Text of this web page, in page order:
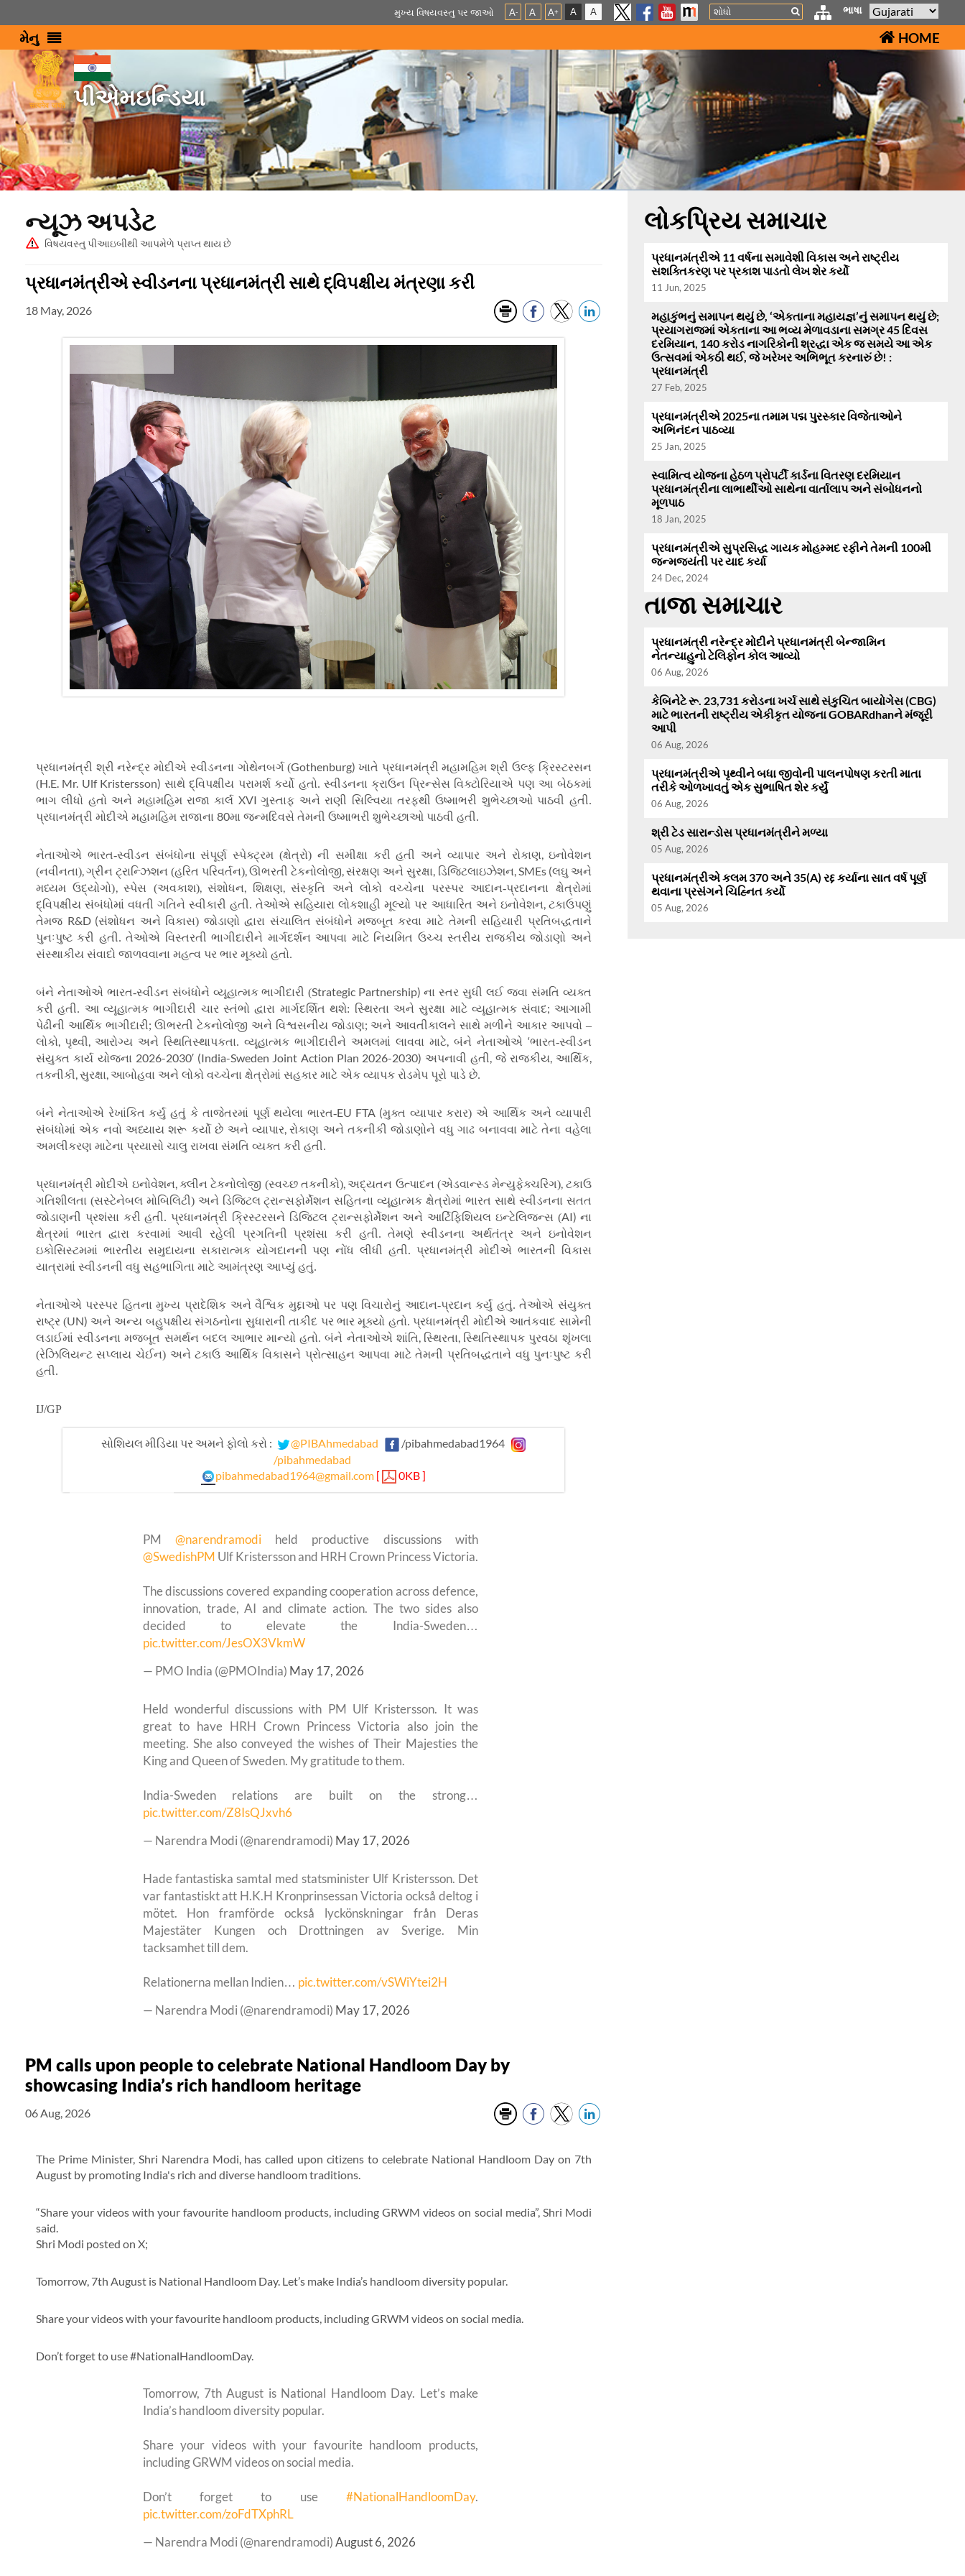
મુખ્ય વિષયવસ્તુ પર જાઓ A- A A+ A A Search ભાષા
મેનુ HOME
પીએમઇન્ડિયા
ન્યૂઝ અપડેટ
વિષયવસ્તુ પીઆઇબીથી આપમેળે પ્રાપ્ત થાય છે
પ્રધાનમંત્રીએ સ્વીડનના પ્રધાનમંત્રી સાથે દ્વિપક્ષીય મંત્રણા કરી
18 May, 2026
પ્રધાનમંત્રી શ્રી નરેન્દ્ર મોદીએ સ્વીડનના ગોથેનબર્ગ (Gothenburg)ખાતે પ્રધાનમંત્રી મહામહિમ શ્રી ઉલ્ફ ક્રિસ્ટરસન
(H.E. Mr. Ulf Kristersson) સાથે દ્વિપક્ષીય પરામર્શ કર્યો હતો. સ્વીડનના ક્રાઉન પ્રિન્સેસ વિક્ટોરિયાએ પણ આ બેઠકમાં
ભાગ લીધો હતો અને મહામહિમ રાજા કાર્લ XVIગુસ્તાફ અને રાણી સિલ્વિયા તરફથી ઉષ્માભરી શુભેચ્છાઓ પાઠવી હતી.
પ્રધાનમંત્રી મોદીએ મહામહિમ રાજાના 80મા જન્મદિવસે તેમની ઉષ્માભરી શુભેચ્છાઓ પાઠવી હતી.
નેતાઓએ ભારત-સ્વીડન સંબંધોના સંપૂર્ણ સ્પેક્ટ્રમ (ક્ષેત્રો) ની સમીક્ષા કરી હતી અને વ્યાપાર અને રોકાણ
ઇનોવેશન
(નવીનતા), ગ્રીન ટ્રાન્ઝિશન (હરિત પરિવર્તન) ,ઊભરતી ટેકનોલોજી ,સંરક્ષણ અને સુરક્ષા ડિજિટલાઇઝેશન , SMEs (લઘુ અને
મધ્યમ ઉદ્યોગો) ,સ્પેસ (અવકાશ),સંશોધન શિક્ષણ ,સંસ્કૃતિ અને લોકો વચ્ચેના પરસ્પર આદાન-પ્રદાનના ક્ષેત્રોમાં
દ્વિપક્ષીય સંબંધોમાં વધતી ગતિને સ્વીકારી હતી. તેઓએ સહિયારા લોકશાહી મૂલ્યો પર આધારિત અને ઇનોવેશન ટકાઉપણું
તેમજ R&D (સંશોધન અને વિકાસ) જોડાણો દ્વારા સંચાલિત સંબંધોને મજબૂત કરવા માટે તેમની સહિયારી પ્રતિબદ્ધતાને
પુનઃપુષ્ટ કરી હતી. તેઓએ વિસ્તરતી ભાગીદારીને માર્ગદર્શન આપવા માટે નિયમિત ઉચ્ચ સ્તરીય રાજકીય જોડાણો અને
સંસ્થાકીય સંવાદો જાળવવાના મહત્વ પર ભાર મૂક્યો હતો.
બંને નેતાઓએ ભારત-સ્વીડન સંબંધોને વ્યૂહાત્મક ભાગીદારી (Strategic Partnership)ના સ્તર સુધી લઈ જવા સંમતિ વ્યક્ત
કરી હતી. આ વ્યૂહાત્મક ભાગીદારી ચાર સ્તંભો દ્વારા માર્ગદર્શિત થશે: સ્થિરતા અને સુરક્ષા માટે વ્યૂહાત્મક સંવાદ; આગામી
પેઢીની આર્થિક ભાગીદારી; ઊભરતી ટેકનોલોજી અને વિશ્વસનીય જોડાણ; અને આવતીકાલને સાથે મળીને આકાર આપવો –
લોકો
પૃથ્વી આરોગ્ય અને સ્થિતિસ્થાપકતા. વ્યૂહાત્મક ભાગીદારીને અમલમાં લાવવા માટે બંને નેતાઓએ ‘ભારત-સ્વીડન
સંયુક્ત કાર્ય યોજના 2026-2030′ (India-Sweden Joint Action Plan 2026-2030) અપનાવી હતી જે રાજકીય આર્થિક,
તકનીકી સુરક્ષા આબોહવા અને લોકો વચ્ચેના ક્ષેત્રોમાં સહકાર માટે એક વ્યાપક રોડમેપ પૂરો પાડે છે.
બંને નેતાઓએ રેખાંકિત કર્યું હતું કે તાજેતરમાં પૂર્ણ થયેલા ભારત-EU FTA (મુક્ત વ્યાપાર કરાર) એ આર્થિક અને વ્યાપારી
સંબંધોમાં એક નવો અધ્યાય શરૂ કર્યો છે અને વ્યાપાર ,રોકાણ અને તકનીકી જોડાણોને વધુ ગાઢ બનાવવા માટે તેના વહેલા
અમલીકરણ માટેના પ્રયાસો ચાલુ રાખવા સંમતિ વ્યક્ત કરી હતી.
પ્રધાનમંત્રી મોદીએ ઇનોવેશન ક્લીન ટેકનોલોજી (સ્વચ્છ તકનીકો), અદ્યતન ઉત્પાદન (એડવાન્સ્ડ મેન્યુફેક્ચરિંગ) ટકાઉ
ગતિશીલતા (સસ્ટેનેબલ મોબિલિટી) અને ડિજિટલ ટ્રાન્સફોર્મેશન સહિતના વ્યૂહાત્મક ક્ષેત્રોમાં ભારત સાથે સ્વીડનના સતત
જોડાણની પ્રશંસા કરી હતી. પ્રધાનમંત્રી ક્રિસ્ટરસને ડિજિટલ ટ્રાન્સફોર્મેશન અને આર્ટિફિશિયલ ઇન્ટેલિજન્સ (AI) ના
ક્ષેત્રમાં ભારત દ્વારા કરવામાં આવી રહેલી પ્રગતિની પ્રશંસા કરી હતી. તેમણે સ્વીડનના અર્થતંત્ર અને ઇનોવેશન
ઇકોસિસ્ટમમાં ભારતીય સમુદાયના સકારાત્મક યોગદાનની પણ નોંધ લીધી હતી. પ્રધાનમંત્રી મોદીએ ભારતની વિકાસ
યાત્રામાં સ્વીડનની વધુ સહભાગિતા માટે આમંત્રણ આપ્યું હતું.
નેતાઓએ પરસ્પર હિતના મુખ્ય પ્રાદેશિક અને વૈશ્વિક મુદ્દાઓ પર પણ વિચારોનું આદાન-પ્રદાન કર્યું હતું. તેઓએ સંયુક્ત
રાષ્ટ્ર (UN) અને અન્ય બહુપક્ષીય સંગઠનોના સુધારાની તાકીદ પર ભાર મૂક્યો હતો. પ્રધાનમંત્રી મોદીએ આતંકવાદ સામેની
લડાઈમાં સ્વીડનના મજબૂત સમર્થન બદલ આભાર માન્યો હતો. બંને નેતાઓએ શાંતિ સ્થિરતા સ્થિતિસ્થાપક પુરવઠા શૃંખલા
(રેઝિલિયન્ટ સપ્લાય ચેઈન) અને ટકાઉ આર્થિક વિકાસને પ્રોત્સાહન આપવા માટે તેમની પ્રતિબદ્ધતાને વધુ પુનઃપુષ્ટ કરી
હતી.
IJ/GP
સોશિયલ મીડિયા પર અમને ફોલો કરો : @PIBAhmedabad
/pibahmedabad1964
/pibahmedabad
pibahmedabad1964@gmail.com [ 0KB ]
PM @narendramodiheld productive discussions with
@SwedishPM Ulf Kristersson and HRH Crown Princess Victoria.
The discussions covered expanding cooperation across defence,
innovation, trade, AI and climate action. The two sides also
decided to elevate the India-Sweden…
pic.twitter.com/JesOX3VkmW
— PMO India (@PMOIndia) May 17, 2026
Held wonderful discussions with PM Ulf Kristersson. It was
great to have HRH Crown Princess Victoria also join the
meeting. She also conveyed the wishes of Their Majesties the
King and Queen of Sweden. My gratitude to them.
India-Sweden relations are built on the strong…
pic.twitter.com/Z8IsQJxvh6
— Narendra Modi (@narendramodi) May 17, 2026
Hade fantastiska samtal med statsminister Ulf Kristersson. Det
var fantastiskt att H.K.H Kronprinsessan Victoria också deltog i
mötet. Hon framförde också lyckönskningar från Deras
Majestäter Kungen och Drottningen av Sverige. Min
tacksamhet till dem.
Relationerna mellan Indien… pic.twitter.com/vSWiYtei2H
— Narendra Modi (@narendramodi) May 17, 2026
PM calls upon people to celebrate National Handloom Day by
showcasing India’s rich handloom heritage
06 Aug, 2026
The Prime Minister, Shri Narendra Modi, has called upon citizens to celebrate National Handloom Day on 7th
August by promoting India's rich and diverse handloom traditions.
“Share your videos with your favourite handloom products, including GRWM videos on social media”, Shri Modi
said.
Shri Modi posted on X;
Tomorrow, 7th August is National Handloom Day. Let’s make India’s handloom diversity popular.
Share your videos with your favourite handloom products, including GRWM videos on social media.
Don’t forget to use #NationalHandloomDay.
Tomorrow, 7th August is National Handloom Day. Let’s make
India’s handloom diversity popular.
Share your videos with your favourite handloom products,
including GRWM videos on social media.
Don’t forget to use #NationalHandloomDay.
pic.twitter.com/zoFdTXphRL
— Narendra Modi (@narendramodi)August 6, 2026
લોકપ્રિય સમાચાર
પ્રધાનમંત્રીએ 11 વર્ષના સમાવેશી વિકાસ અને રાષ્ટ્રીય
સશક્તિકરણ પર પ્રકાશ પાડતો લેખ શેર કર્યો
11 Jun, 2025
મહાકુંભનું સમાપન થયું છે, ‘એકતાના મહાયજ્ઞ’નું સમાપન થયું છે;
પ્રયાગરાજમાં એકતાના આ ભવ્ય મેળાવડાના સમગ્ર 45 દિવસ
દરમિયાન, 140 કરોડ નાગરિકોની શ્રદ્ધા એક જ સમયે આ એક
ઉત્સવમાં એકઠી થઈ, જે ખરેખર અભિભૂત કરનારું છે! :
પ્રધાનમંત્રી
27 Feb, 2025
પ્રધાનમંત્રીએ 2025ના તમામ પદ્મ પુરસ્કાર વિજેતાઓને
અભિનંદન પાઠવ્યા
25 Jan, 2025
સ્વામિત્વ યોજના હેઠળ પ્રોપર્ટી કાર્ડના વિતરણ દરમિયાન
પ્રધાનમંત્રીના લાભાર્થીઓ સાથેના વાર્તાલાપ અને સંબોધનનો
મૂળપાઠ
18 Jan, 2025
પ્રધાનમંત્રીએ સુપ્રસિદ્ધ ગાયક મોહમ્મદ રફીને તેમની 100મી
જન્મજયંતી પર યાદ કર્યા
24 Dec, 2024
તાજા સમાચાર
પ્રધાનમંત્રી નરેન્દ્ર મોદીને પ્રધાનમંત્રી બેન્જામિન
નેતન્યાહુનો ટેલિફોન કોલ આવ્યો
06 Aug, 2026
કેબિનેટે રૂ. 23,731 કરોડના ખર્ચ સાથે સંકુચિત બાયોગેસ (CBG)
માટે ભારતની રાષ્ટ્રીય એકીકૃત યોજના GOBARdhanને મંજૂરી
આપી
06 Aug, 2026
પ્રધાનમંત્રીએ પૃથ્વીને બધા જીવોની પાલનપોષણ કરતી માતા
તરીકે ઓળખાવતું એક સુભાષિત શેર કર્યું
06 Aug, 2026
શ્રી ટેડ સારાન્ડોસ પ્રધાનમંત્રીને મળ્યા
05 Aug, 2026
પ્રધાનમંત્રીએ કલમ 370 અને 35(A) રદ્દ કર્યાના સાત વર્ષ પૂર્ણ
થવાના પ્રસંગને ચિહ્નિત કર્યો
05 Aug, 2026